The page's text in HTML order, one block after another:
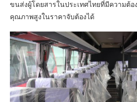
ขนส่งผู้โดยสารในประเทศไทยที่มีความต้อ
คุณภาพสูงในราคาจับต้องได้